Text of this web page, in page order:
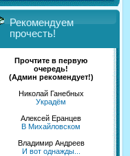
Рекомендуем
прочесть!
Прочтите в первую
очередь!
(Админ рекомендует!)
Николай Ганебных
Украдём
Алексей Еранцев
В Михайловском
Владимир Андреев
И вот однажды...